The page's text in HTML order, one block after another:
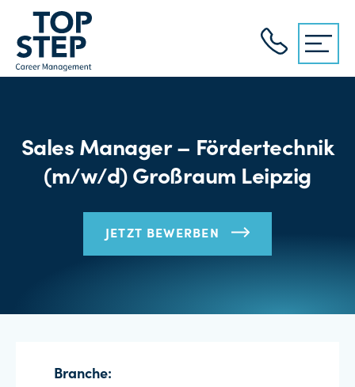
Sales Manager – Fördertechnik
(m/w/d) Großraum Leipzig
JETZT BEWERBEN
Branche: